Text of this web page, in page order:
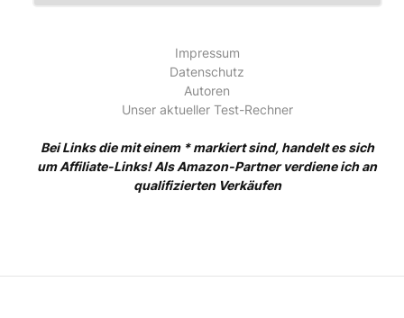
Impressum
Datenschutz
Autoren
Unser aktueller Test-Rechner
Bei Links die mit einem * markiert sind, handelt es sich
um Affiliate-Links! Als Amazon-Partner verdiene ich an
qualifizierten Verkäufen